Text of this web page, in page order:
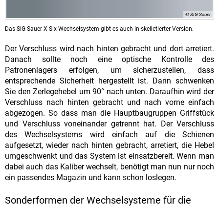
© SIG Sauer
Das SIG Sauer X-Six-Wechselsystem gibt es auch in skelletierter Version.
Der Verschluss wird nach hinten gebracht und dort arretiert.
Danach sollte noch eine optische Kontrolle des
Patronenlagers erfolgen, um sicherzustellen, dass
entsprechende Sicherheit hergestellt ist. Dann schwenken
Sie den Zerlegehebel um 90° nach unten. Daraufhin wird der
Verschluss nach hinten gebracht und nach vorne einfach
abgezogen. So dass man die Hauptbaugruppen Griffstück
und Verschluss voneinander getrennt hat. Der Verschluss
des Wechselsystems wird einfach auf die Schienen
aufgesetzt, wieder nach hinten gebracht, arretiert, die Hebel
umgeschwenkt und das System ist einsatzbereit. Wenn man
dabei auch das Kaliber wechselt, benötigt man nun nur noch
ein passendes Magazin und kann schon loslegen.
Sonderformen der Wechselsysteme für die